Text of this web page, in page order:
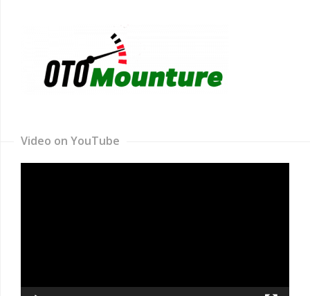
Video on YouTube